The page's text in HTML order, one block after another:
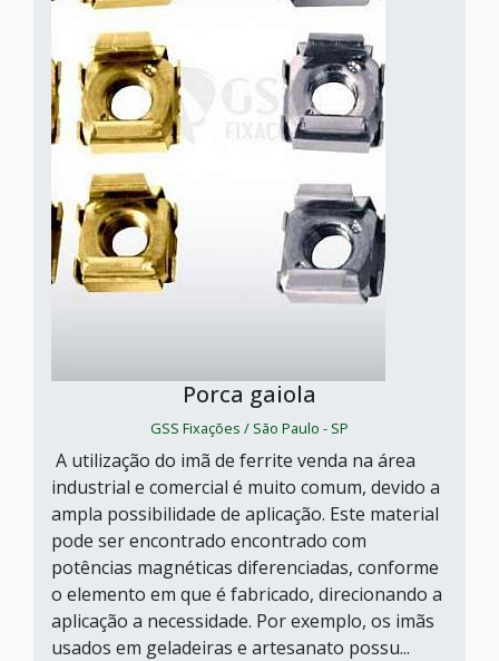
Porca gaiola
GSS Fixações / São Paulo - SP
A utilização do imã de ferrite venda na área
industrial e comercial é muito comum, devido a
ampla possibilidade de aplicação. Este material
pode ser encontrado encontrado com
potências magnéticas diferenciadas, conforme
o elemento em que é fabricado, direcionando a
aplicação a necessidade. Por exemplo, os imãs
usados em geladeiras e artesanato possu...